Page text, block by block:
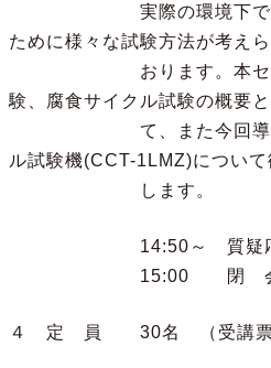
実際の環境下での腐
ために様々な試験方法が考え
おります。本セミナ
験、腐食サイクル試験の概要
て、また今回導入す
ル試験機(CCT-1LMZ)について
します。
14:50～ 質疑応
15:00 閉
４ 定 員 30名 （受講票は